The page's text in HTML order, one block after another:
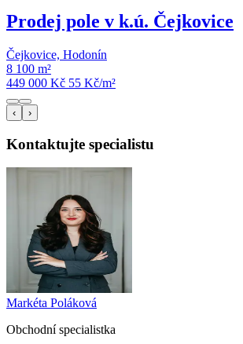
Prodej pole v k.ú. Čejkovice
Čejkovice, Hodonín
8 100 m²
449 000 Kč 55 Kč/m²
‹ ›
Kontaktujte specialistu
Markéta Poláková
Obchodní specialistka